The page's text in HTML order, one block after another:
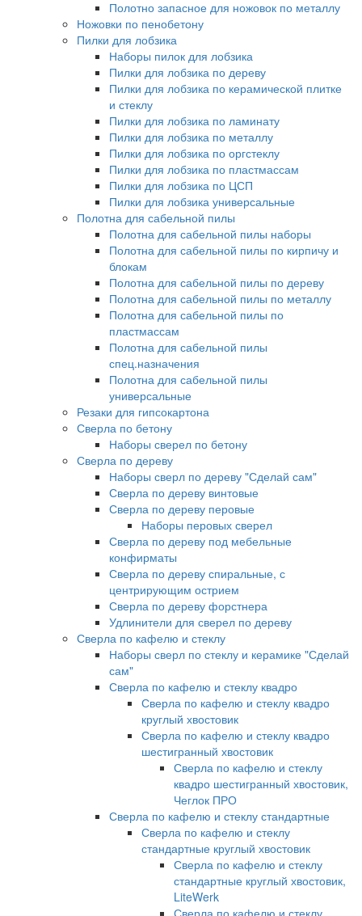
Полотно запасное для ножовок по металлу
Ножовки по пенобетону
Пилки для лобзика
Наборы пилок для лобзика
Пилки для лобзика по дереву
Пилки для лобзика по керамической плитке
и стеклу
Пилки для лобзика по ламинату
Пилки для лобзика по металлу
Пилки для лобзика по оргстеклу
Пилки для лобзика по пластмассам
Пилки для лобзика по ЦСП
Пилки для лобзика универсальные
Полотна для сабельной пилы
Полотна для сабельной пилы наборы
Полотна для сабельной пилы по кирпичу и
блокам
Полотна для сабельной пилы по дереву
Полотна для сабельной пилы по металлу
Полотна для сабельной пилы по
пластмассам
Полотна для сабельной пилы
спец.назначения
Полотна для сабельной пилы
универсальные
Резаки для гипсокартона
Сверла по бетону
Наборы сверел по бетону
Сверла по дереву
Наборы сверл по дереву "Сделай сам"
Сверла по дереву винтовые
Сверла по дереву перовые
Наборы перовых сверел
Сверла по дереву под мебельные
конфирматы
Сверла по дереву спиральные, с
центрирующим острием
Сверла по дереву форстнера
Удлинители для сверел по дереву
Сверла по кафелю и стеклу
Наборы сверл по стеклу и керамике "Сделай
сам"
Сверла по кафелю и стеклу квадро
Сверла по кафелю и стеклу квадро
круглый хвостовик
Сверла по кафелю и стеклу квадро
шестигранный хвостовик
Сверла по кафелю и стеклу
квадро шестигранный хвостовик,
Чеглок ПРО
Сверла по кафелю и стеклу стандартные
Сверла по кафелю и стеклу
стандартные круглый хвостовик
Сверла по кафелю и стеклу
стандартные круглый хвостовик,
LiteWerk
Сверла по кафелю и стеклу